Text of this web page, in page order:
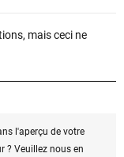
mais ceci ne
l'aperçu de votre
? Veuillez nous en